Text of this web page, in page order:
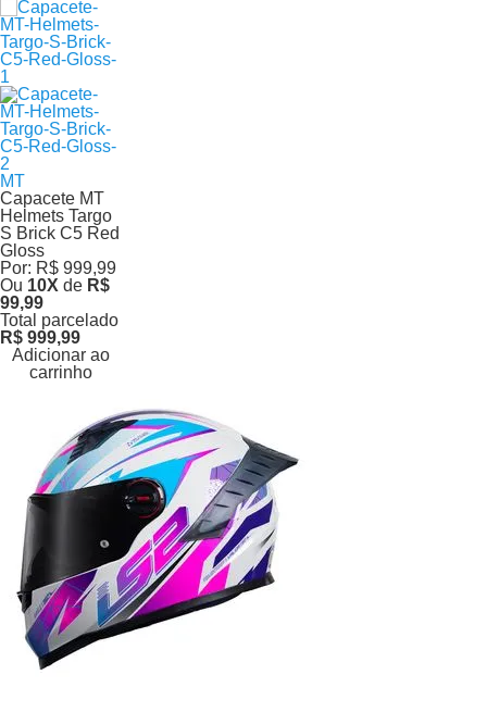
MT
Capacete MT
Helmets Targo
S Brick C5 Red
Gloss
Por: R$ 999,99
Ou 10X de R$
99,99
Total parcelado
R$ 999,99
Adicionar ao
carrinho